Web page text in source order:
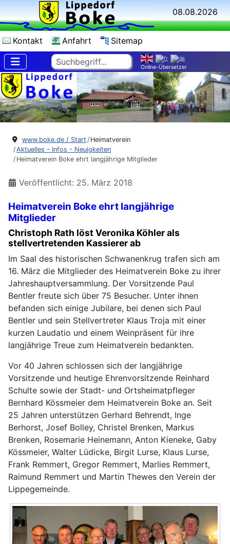
Suchen
Online-Übersetzer
Kontakt Anfahrt Sitemap
08.08.2026
www.boke.de / Start
Heimatverein
Aktuelles - Infos - Neuigkeiten
Heimatverein Boke ehrt langjährige Mitglieder
Heimatverein Boke ehrt langjährige
Mitglieder
Veröffentlicht: 25. März 2018
Christoph Rath löst Veronika Köhler als
stellvertretenden Kassierer ab
Im Saal des historischen Schwanenkrug trafen sich am
16. März die Mitglieder des Heimatverein Boke zu ihrer
Jahreshauptversammlung. Der Vorsitzende Paul
Bentler freute sich über 75 Besucher. Unter ihnen
befanden sich einige Jubilare, bei denen sich Paul
Bentler und sein Stellvertreter Klaus Troja mit einer
kurzen Laudatio und einem Weinpräsent für ihre
langjährige Treue zum Heimatverein bedankten.
Vor 40 Jahren schlossen sich der langjährige
Vorsitzende und heutige Ehrenvorsitzende Reinhard
Schulte sowie der Stadt- und Ortsheimatpfleger
Bernhard Kössmeier dem Heimatverein Boke an. Seit
25 Jahren unterstützen Gerhard Behrendt, Inge
Berhorst, Josef Bolley, Christel Brenken, Markus
Brenken, Rosemarie Heinemann, Anton Kieneke, Gaby
Kössmeier, Walter Lüdicke, Birgit Lurse, Klaus Lurse,
Frank Remmert, Gregor Remmert, Marlies Remmert,
Raimund Remmert und Martin Thewes den Verein der
Lippegemeinde.